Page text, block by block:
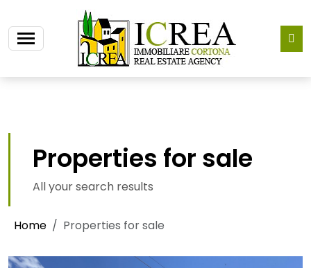
Properties for sale
All your search results
Home Properties for sale